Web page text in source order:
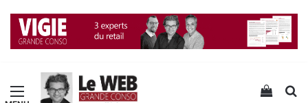
Menu Voir